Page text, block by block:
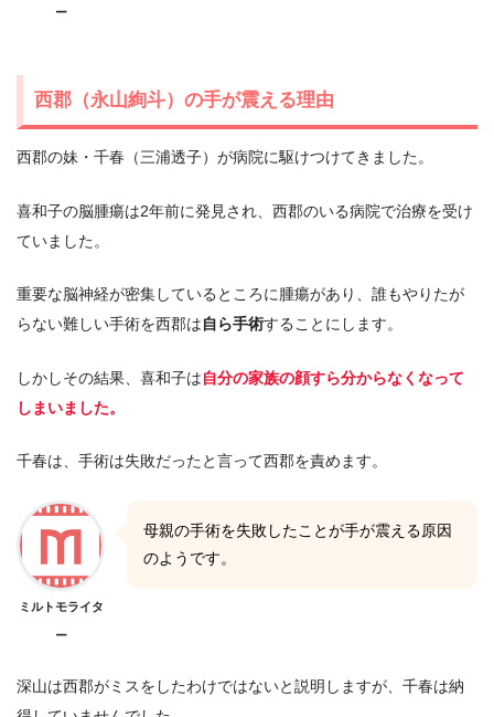
ー
西郡（永山絢斗）の手が震える理由
西郡の妹・千春（三浦透子）が病院に駆けつけてきました。
喜和子の脳腫瘍は2年前に発見され、西郡のいる病院で治療を受け
ていました。
重要な脳神経が密集しているところに腫瘍があり、誰もやりたが
らない難しい手術を西郡は自ら手術することにします。
しかしその結果、喜和子は自分の家族の顔すら分からなくなって
しまいました。
千春は、手術は失敗だったと言って西郡を責めます。
ミルトモライタ
ー
母親の手術を失敗したことが手が震える原因
のようです。
深山は西郡がミスをしたわけではないと説明しますが、千春は納